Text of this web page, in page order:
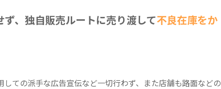
、独自販売ルートに売り渡して不良在庫をか
ての派手な広告宣伝など一切行わず、また店舗も路面などの